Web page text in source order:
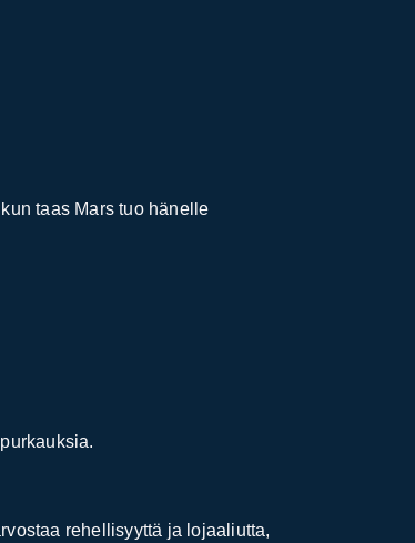
taas Mars tuo hänelle
rehellisyyttä ja lojaaliutta,